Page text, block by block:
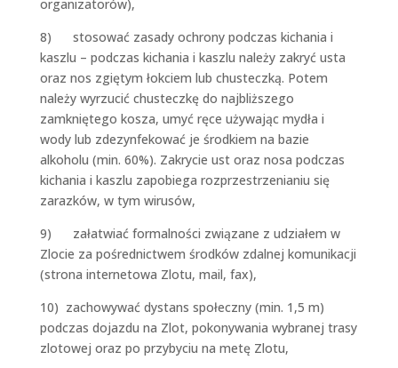
organizatorów),
8) stosować zasady ochrony podczas kichania i
kaszlu – podczas kichania i kaszlu należy zakryć usta
oraz nos zgiętym łokciem lub chusteczką. Potem
należy wyrzucić chusteczkę do najbliższego
zamkniętego kosza, umyć ręce używając mydła i
wody lub zdezynfekować je środkiem na bazie
alkoholu (min. 60%). Zakrycie ust oraz nosa podczas
kichania i kaszlu zapobiega rozprzestrzenianiu się
zarazków, w tym wirusów,
9) załatwiać formalności związane z udziałem w
Zlocie za pośrednictwem środków zdalnej komunikacji
(strona internetowa Zlotu, mail, fax),
10) zachowywać dystans społeczny (min. 1,5 m)
podczas dojazdu na Zlot, pokonywania wybranej trasy
zlotowej oraz po przybyciu na metę Zlotu,